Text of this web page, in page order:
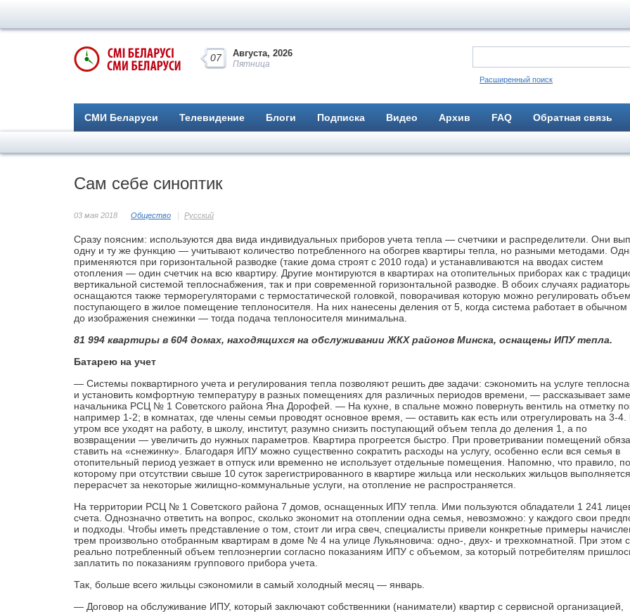
07 Августа, 2026
Пятница
Расширенный поиск
СМИ Беларуси Телевидение Блоги Подписка Видео Архив FAQ Обратная связь
Сам себе синоптик
03 мая 2018 Общество Русский
Сразу поясним: используются два вида индивидуальных приборов учета тепла — счетчики и распределители. Они
одну и ту же функцию — учитывают количество потреб­ленного на обогрев квартиры тепла, но разными методами.
применяются при горизонтальной разводке (такие дома строят с 2010 года) и устанавливаются на вводах систем
отопления — один счетчик на всю квартиру. Другие монтируются в квартирах на отопительных приборах как с
вертикальной системой теплоснабжения, так и при современной горизонтальной разводке. В обоих случаях радиаторы
оснащаются также терморегуляторами с термостатической головкой, поворачивая которую можно регулировать объем
поступающего в жилое помещение теп­лоносителя. На них нанесены деления от 5, когда система работает в обычном
до изображения снежинки — тогда подача теплоносителя минимальна.
81 994 квартиры в 604 домах, находящихся на обслуживании ЖКХ районов Минска, оснащены ИПУ тепла.
Батарею на учет
— Системы поквартирного учета и регулирования тепла позволяют решить две задачи: сэкономить на услуге
и установить комфортную температуру в разных помещениях для различных периодов времени, — рассказывает
начальника РСЦ № 1 Советского района Яна Дорофей. — На кухне, в спальне можно повернуть вентиль на отметку
например 1-2; в комнатах, где члены семьи проводят основное время, — оставить как есть или отрегулировать на 3-4.
утром все уходят на работу, в школу, институт, разумно снизить поступающий объем тепла до деления 1, а по
возвращении — увеличить до нужных параметров. Квартира прогреется быстро. При проветривании помещений
ставить на «снежинку». Благодаря ИПУ можно существенно сократить расходы на услугу, особенно если вся семья в
отопительный период уезжает в отпуск или временно не использует отдельные помещения. Напомню, что правило, по
которому при отсутствии свыше 10 суток зарегистрированного в квартире жильца или нескольких жильцов выполняется
перерасчет за некоторые жилищно-коммунальные услуги, на отопление не распространяется.
На территории РСЦ № 1 Советского района 7 домов, оснащенных ИПУ тепла. Ими пользуются обладатели 1 241
счета. Однозначно ответить на вопрос, сколько экономит на отоплении одна семья, невозможно: у каждого свои
и подходы. Чтобы иметь представление о том, стоит ли ­игра свеч, специалисты привели конкретные примеры
трем произвольно отобранным квартирам в доме № 4 на улице Лукьяновича: одно-, двух- и трехкомнатной. При этом
реально потребленный объем теплоэнергии согласно показаниям ИПУ с объемом, за который потребителям
заплатить по показаниям группового прибора учета.
Так, больше всего жильцы сэкономили в самый холодный месяц — январь.
— Договор на обслуживание ИПУ, который заключают собственники (наниматели) квартир с сервисной организацией,